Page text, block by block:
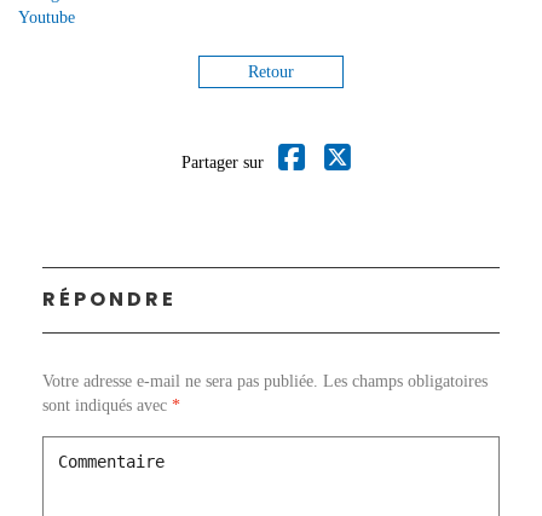
Youtube
Retour
Partager sur
RÉPONDRE
Votre adresse e-mail ne sera pas publiée. Les champs obligatoires
sont indiqués avec *